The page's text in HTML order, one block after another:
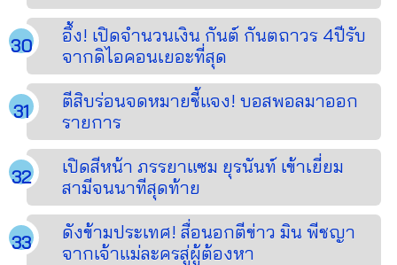
อึ้ง! เปิดจำนวนเงิน กันต์ กันตถาวร 4ปีรับ
จากดิไอคอนเยอะที่สุด
ตีสิบร่อนจดหมายชี้แจง! บอสพอลมาออก
รายการ
เปิดสีหน้า ภรรยาแซม ยุรนันท์ เข้าเยี่ยม
สามีจนนาทีสุดท้าย
ดังข้ามประเทศ! สื่อนอกตีข่าว มิน พีชญา
จากเจ้าแม่ละครสู่ผู้ต้องหา